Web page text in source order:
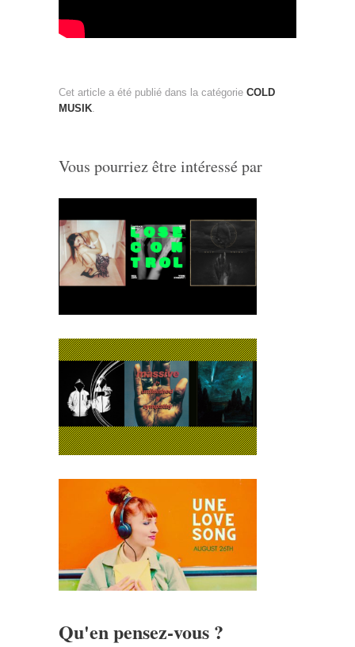
Cet article a été publié dans la catégorie COLD
MUSIK.
Vous pourriez être intéressé par
Qu'en pensez-vous ?